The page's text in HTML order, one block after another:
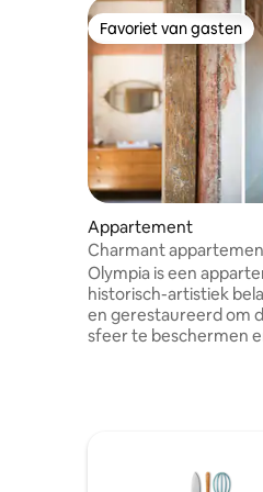
Favoriet van gasten
Favoriet van gasten
Appartement
Charmant
het historische
Olympia is een
historisch-artistiek
en gerestaureerd om
sfeer te beschermen
De bevoorrechte en
dicht bij de
met tweepersoonsbed